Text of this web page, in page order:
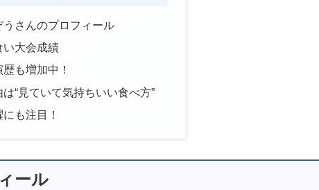
うさんのプロフィール
い大会成績
も増加中！
“見ていて気持ちいい食べ方”
も注目！
ール